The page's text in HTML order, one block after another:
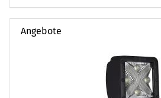
Angebote